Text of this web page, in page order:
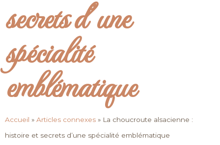
secrets d’une
spécialité
emblématique
Accueil » Articles connexes » La choucroute alsacienne :
histoire et secrets d’une spécialité emblématique